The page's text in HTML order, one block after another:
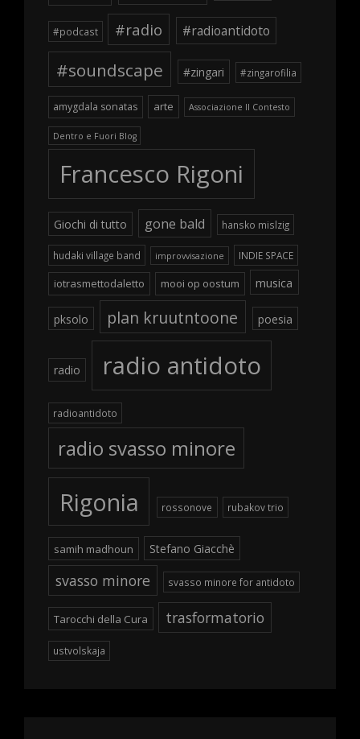
#podcast #radio #radioantidoto
#soundscape #zingari #zingarofilia
amygdala sonatas arte Associazione Il Contesto
Dentro e Fuori Blog
Francesco Rigoni
Giochi di tutto gone bald hansko mislzig
hudaki village band improvvisazione INDIE SPACE
iotrasmettodaletto mooi op oostum musica
pksolo plan kruutntoone poesia
radio radio antidoto
radioantidoto
radio svasso minore
Rigonia rossonove rubakov trio
samih madhoun Stefano Giacchè
svasso minore svasso minore for antidoto
Tarocchi della Cura trasformatorio
ustvolskaja